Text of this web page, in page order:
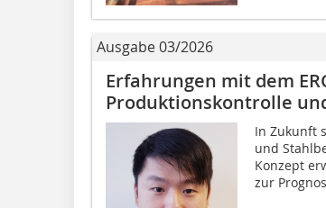
Ausgabe 03/2026
Erfahrungen mit dem
Produktionskontrolle
In Zukunft
und
Konzept
zur